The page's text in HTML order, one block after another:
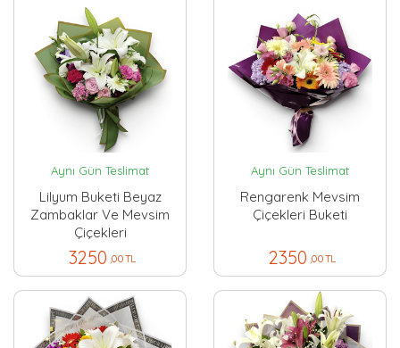
Aynı Gün Teslimat
Lilyum Buketi Beyaz
Zambaklar Ve Mevsim
Çiçekleri
3250 ,00 TL
Aynı Gün Teslimat
Rengarenk Mevsim
Çiçekleri Buketi
2350 ,00 TL